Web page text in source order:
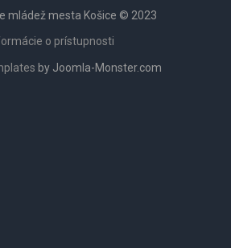
mládež mesta Košice © 2023
o prístupnosti
by Joomla-Monster.com